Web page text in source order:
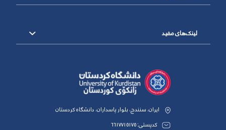
لینک‌های مفید
ایران، سنندج، بلوار پاسداران، دانشگاه کردستان
کدپستی: 6617715175